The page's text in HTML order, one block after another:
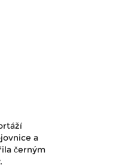
a
černým